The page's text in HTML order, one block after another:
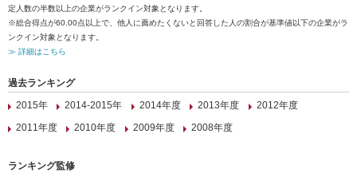
定人数の半数以上の企業がランクイン対象となります。
※総合得点が60.00点以上で、他人に薦めたくないと回答した人の割合が基準値以下の企業がラ
ンクイン対象となります。
≫ 詳細はこちら
過去ランキング
2015年
2014-2015年 2014年度 2013年度
2012年度
2011年度
2010年度 2009年度 2008年度
ランキング監修